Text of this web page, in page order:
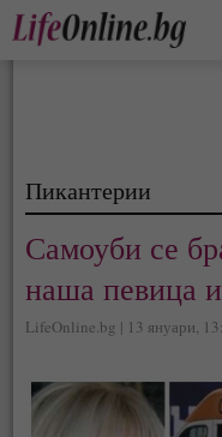
Пикантерии
Самоуби се
наша певица
LifeOnline.bg | 13 януари,